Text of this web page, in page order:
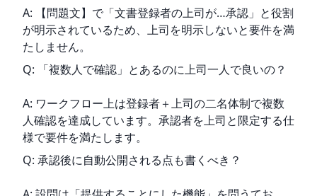
A: 【問題文】で「文書登録者の上司が…承認」と役割
が明示されているため、上司を明示しないと要件を満
たしません。
Q: 「複数人で確認」とあるのに上司一人で良いの？
A: ワークフロー上は登録者＋上司の二名体制で複数
人確認を達成しています。承認者を上司と限定する仕
様で要件を満たします。
Q: 承認後に自動公開される点も書くべき？